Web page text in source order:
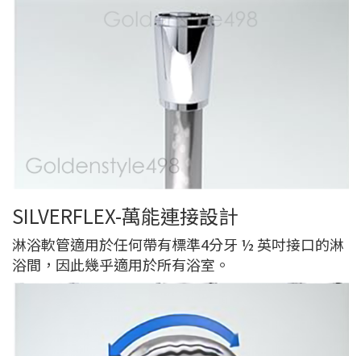
SILVERFLEX-萬能連接設計
淋浴軟管適用於任何帶有標準4分牙 ½ 英吋接口的淋
浴間，因此幾乎適用於所有浴室。